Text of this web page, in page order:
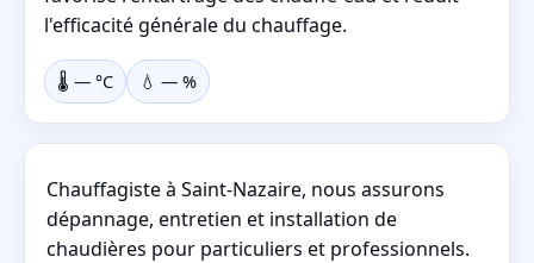
l'efficacité générale du chauffage.
🌡️ — °C 💧 — %
Chauffagiste à Saint-Nazaire, nous assurons
dépannage, entretien et installation de
chaudières pour particuliers et professionnels.